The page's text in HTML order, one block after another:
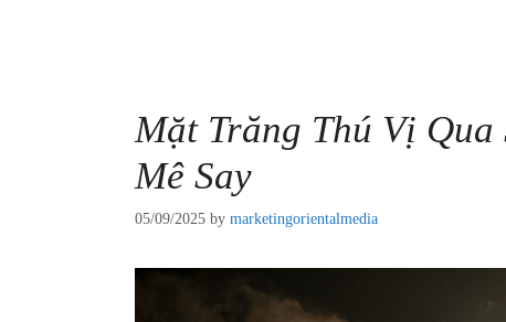
Mặt Trăng Thú Vị Qua
Mê Say
05/09/2025 by marketingorientalmedia